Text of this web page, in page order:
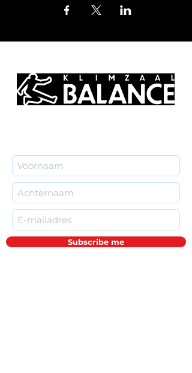
Subscribe me